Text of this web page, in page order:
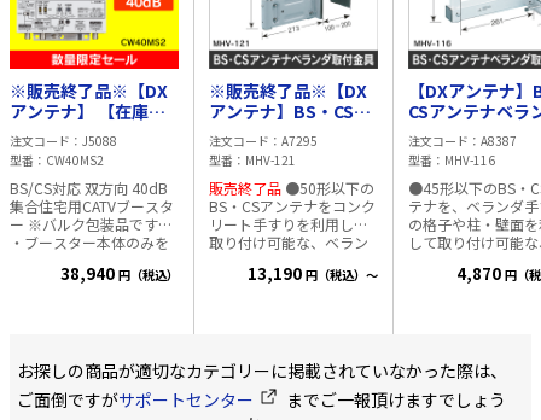
※販売終了品※【DX
アンテナ】 【在庫限
り！数量限定セール】
【バルク包装品】
CW40MS2【4K8K対
応】BS/CS対応 40dB
共同受信用ブースター
注文コード
J5088
型番
CW40MS2
BS/CS対応 双方向 40dB
集合住宅用CATVブースタ
ー ※バルク包装品です※
・ブースター本体のみを
に入っておりません。 ・
IF950～3224MHz増幅用
同受信用設備用 DXアンテ
38,940 円（税込）
※販売終了品※【DX
アンテナ】BS・CSア
ンテナベランダ取付金
具 （はさみ込み幅100
～200mm） MHV-
121
注文コード
A7295
型番
MHV-121
販売終了品
BS・CSアンテナをコンク
リート手すりを利用して
取り付け可能な、ベラン
様 ・突出し長：273mm
13,190 円（税込）～
【DXアンテナ】
CSアンテナベラ
取付金具 （はさ
み幅最大55mm
MHV-116
注文コード
A8387
型番
MHV-116
●45形以下のBS・
テナを、ベランダ
の格子や柱・壁面
して取り付け可能
■仕様 ・突出し長：
ミ合金製
4,870 円（
お探しの商品が適切なカテゴリーに掲載されていなかった際は、
ご面倒ですがサポートセンター
までご一報頂けますでしょう